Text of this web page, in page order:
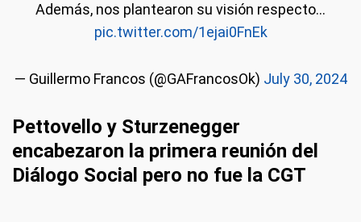
Además, nos plantearon su visión respecto…
pic.twitter.com/1ejai0FnEk
— Guillermo Francos (@GAFrancosOk) July 30, 2024
Pettovello y Sturzenegger
encabezaron la primera reunión del
Diálogo Social pero no fue la CGT